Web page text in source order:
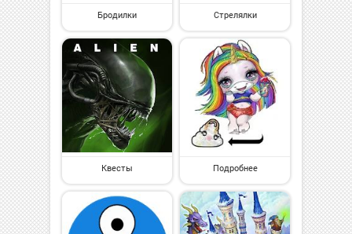
Бродилки Стрелялки
Квесты Подробнее